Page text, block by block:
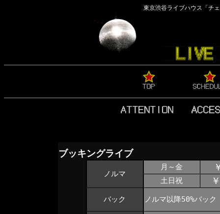
東京渋谷ライブハウス「チ
ブッキングライブ
ノルマ
月～金
土日祝
バック ノルマ以降50%バック